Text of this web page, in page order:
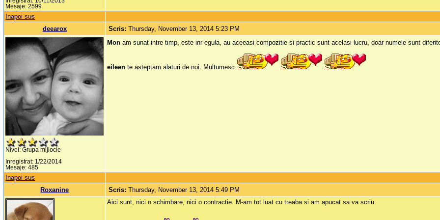
Mesaje: 2599
Inapoi sus
deearox
Scris:Thursday, November 13, 2014 5:23 PM
Nivel: Grupa mijlocie
Inregistrat: 1/22/2014
Mesaje: 485
Mon am sunat intre timp, este inr egula, au aceeasi compozitie si practic sunt acelasi lucru, doar numele sunt
eileen te asteptam alaturi de noi. Multumesc
Inapoi sus
Roxanine
Scris:Thursday, November 13, 2014 5:49 PM
Aici sunt, nici o schimbare, nici o contractie. M-am tot luat cu treaba si am apucat sa va scriu.